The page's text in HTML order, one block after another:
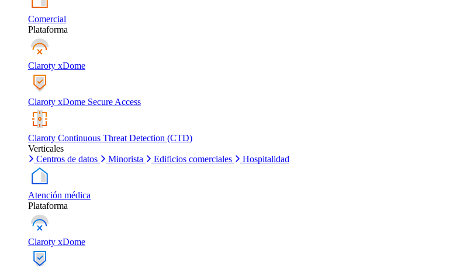
Comercial
Plataforma
Claroty xDome
Claroty xDome Secure Access
Claroty Continuous Threat Detection (CTD)
Verticales
Centros de datos
Minorista Edificios comerciales Hospitalidad
Atención médica
Plataforma
Claroty xDome